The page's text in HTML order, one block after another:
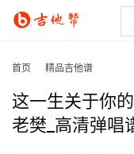
首页 精品吉他谱
这一生关于你
老樊_高清弹唱